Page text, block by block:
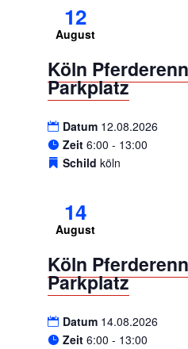
12
August
Köln
Parkplatz
Datum 12.08.2026
Zeit 6:00 - 13:00
Schild köln
14
August
Köln
Parkplatz
Datum 14.08.2026
Zeit 6:00 - 13:00